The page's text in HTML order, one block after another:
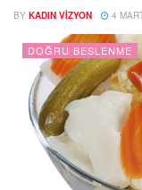
BY KADIN VIZYON 4
DOĞRU BESLENME